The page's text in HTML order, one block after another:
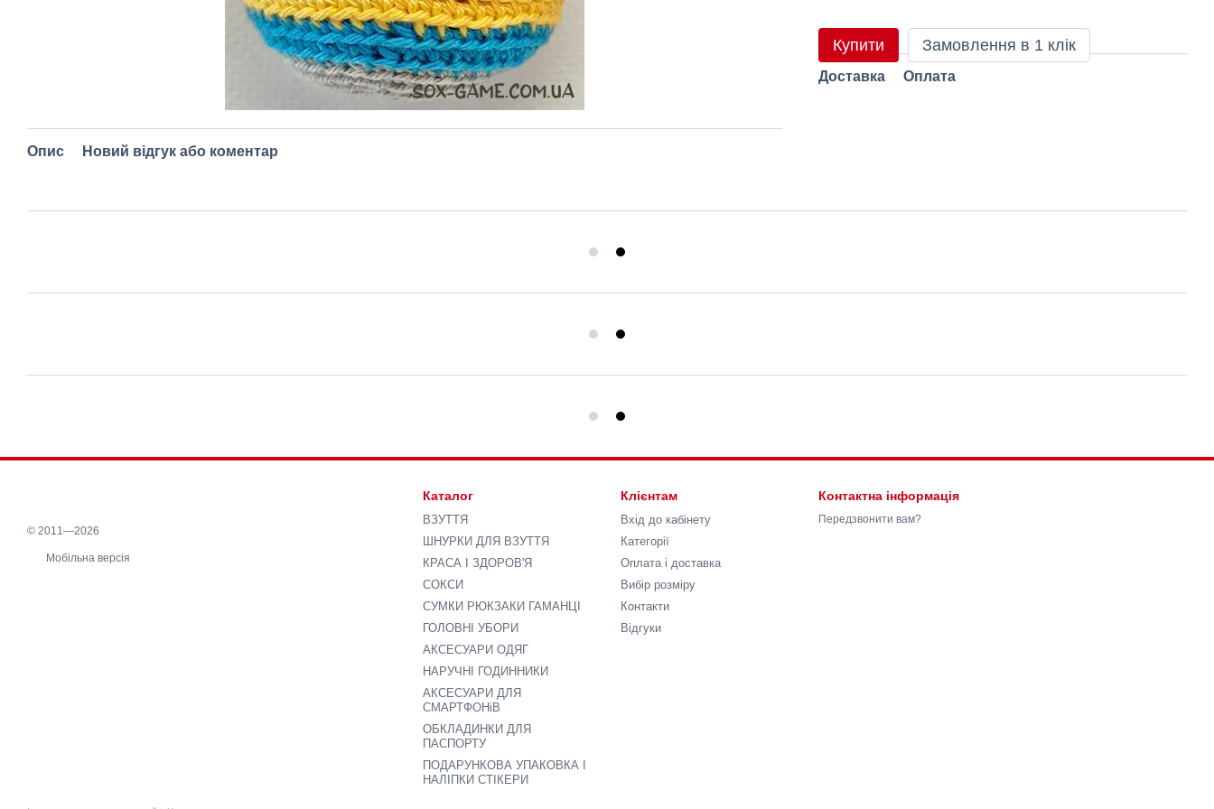
Опис Новий відгук або коментар
Купити Замовлення в 1 клік
Доставка Оплата
© 2011—2026
Мобільна версія
Каталог
ВЗУТТЯ
ШНУРКИ ДЛЯ ВЗУТТЯ
КРАСА І ЗДОРОВ'Я
СОКСИ
СУМКИ РЮКЗАКИ ГАМАНЦІ
ГОЛОВНІ УБОРИ
АКСЕСУАРИ ОДЯГ
НАРУЧНІ ГОДИННИКИ
АКСЕСУАРИ ДЛЯ
СМАРТФОНіВ
ОБКЛАДИНКИ ДЛЯ
ПАСПОРТУ
ПОДАРУНКОВА УПАКОВКА І
НАЛІПКИ СТІКЕРИ
Клієнтам
Вхід до кабінету
Категорії
Оплата і доставка
Вибір розміру
Контакти
Відгуки
Контактна інформація
Передзвонити вам?